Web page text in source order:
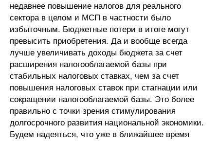
недавнее повышение налогов для реального
сектора в целом и МСП в частности было
избыточным. Бюджетные потери в итоге могут
превысить приобретения. Да и вообще всегда
лучше увеличивать доходы бюджета за счет
расширения налогооблагаемой базы при
стабильных налоговых ставках, чем за счет
повышения налоговых ставок при стагнации или
сокращении налогооблагаемой базы. Это более
правильно с точки зрения стимулирования
долгосрочного развития национальной экономики.
Будем надеяться, что уже в ближайшее время